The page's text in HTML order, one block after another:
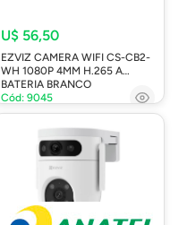
U$ 56,50
EZVIZ CAMERA WIFI CS-CB2-
WH 1080P 4MM H.265 A
BATERIA BRANCO
Cód: 9045